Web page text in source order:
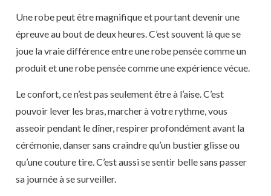
Une robe peut être magnifique et pourtant devenir une
épreuve au bout de deux heures. C’est souvent là que se
joue la vraie différence entre une robe pensée comme un
produit et une robe pensée comme une expérience vécue.
Le confort, ce n’est pas seulement être à l’aise. C’est
pouvoir lever les bras, marcher à votre rythme, vous
asseoir pendant le dîner, respirer profondément avant la
cérémonie, danser sans craindre qu’un bustier glisse ou
qu’une couture tire. C’est aussi se sentir belle sans passer
sa journée à se surveiller.